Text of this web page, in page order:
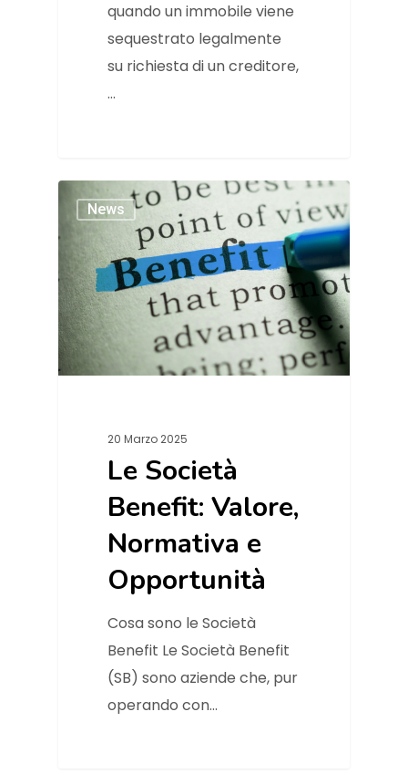
quando un immobile viene
sequestrato legalmente
su richiesta di un creditore,
…
News
20 Marzo 2025
Le Società
Benefit: Valore,
Normativa e
Opportunità
Cosa sono le Società
Benefit Le Società Benefit
(SB) sono aziende che, pur
operando con…